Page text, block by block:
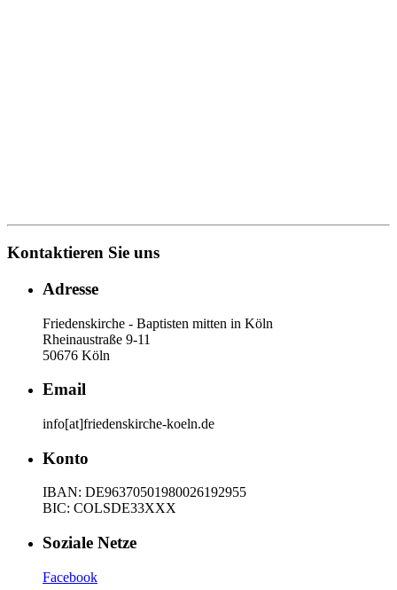
Kontaktieren Sie uns
Adresse
Friedenskirche - Baptisten mitten in Köln
Rheinaustraße 9-11
50676 Köln
Email
info[at]friedenskirche-koeln.de
Konto
IBAN: DE96370501980026192955
BIC: COLSDE33XXX
Soziale Netze
Facebook